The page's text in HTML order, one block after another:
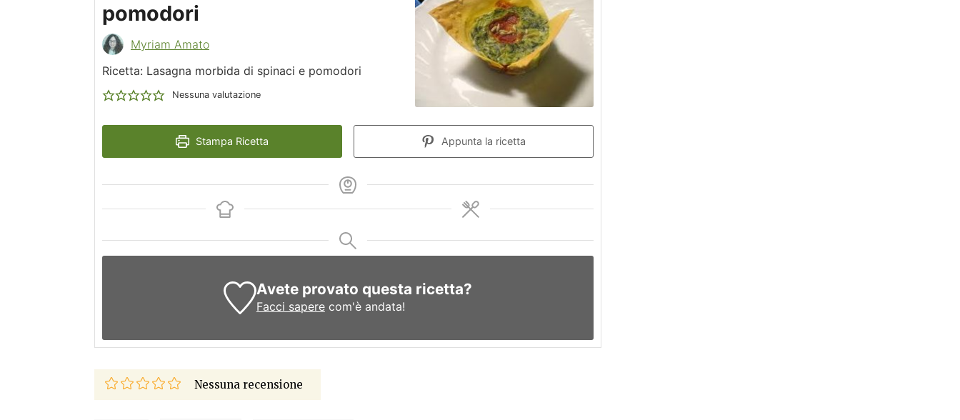
pomodori
Myriam Amato
Ricetta: Lasagna morbida di spinaci e pomodori
Nessuna valutazione
Stampa Ricetta Appunta la ricetta
Avete provato questa ricetta?
Facci saperecom'è andata!
Nessuna recensione